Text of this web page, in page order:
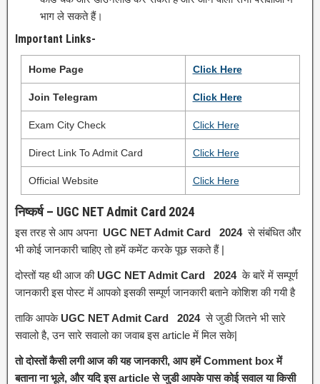
भाग ले सकते हैं।
Important Links-
Home Page Click Here
Join Telegram Click Here
Exam City Check Click Here
Direct Link To Admit Card Click Here
Official Website Click Here
निष्कर्ष – UGC NET Admit Card 2024
इस तरह से आप अपना UGC NET Admit Card 2024से संबंधित और
भी कोई जानकारी चाहिए तो हमें कमेंट करके पूछ सकते हैं |
दोस्तों यह थी आज की UGC NET Admit Card 2024के बारें में सम्पूर्ण
जानकारी इस पोस्ट में आपको इसकी सम्पूर्ण जानकारी बताने कोशिश की गयी है
ताकि आपकेUGC NET Admit Card 2024से जुडी जितने भी सारे
सवालो है, उन सारे सवालो का जवाब इस article में मिल सके|
तो दोस्तों कैसी लगी आज की यह जानकारी, आप हमें Comment box में
बताना ना भूले, और यदि इस article से जुडी आपके पास कोई सवाल या किसी